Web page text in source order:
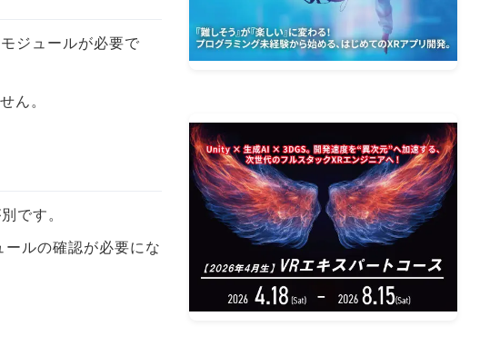
ジュールが必要で
ん。
です。
ルの確認が必要にな